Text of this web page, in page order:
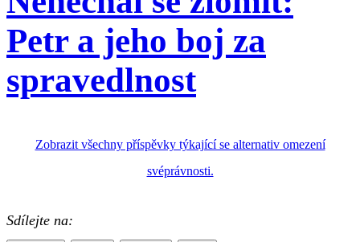
Petr a jeho boj za
spravedlnost
Zobrazit všechny příspěvky týkající se alternativ omezení
svéprávnosti.
Sdílejte na: